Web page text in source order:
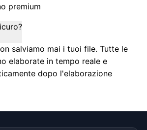
premium
salviamo mai i tuoi file. Tutte le
elaborate in tempo reale e
dopo l'elaborazione